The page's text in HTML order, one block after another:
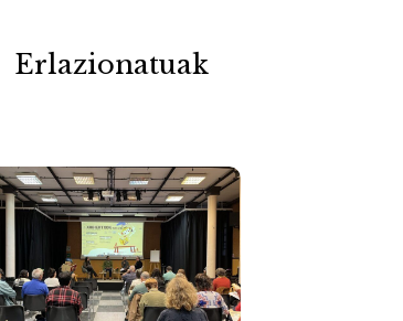
Erlazionatuak